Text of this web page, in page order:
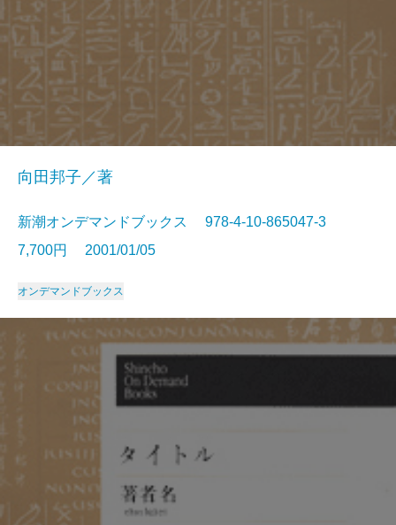
向田邦子／著
新潮オンデマンドブックス 978-4-10-865047-3
7,700円 2001/01/05
オンデマンドブックス